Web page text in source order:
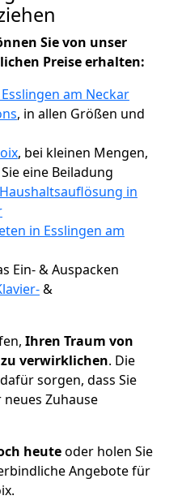
Sie von unser
Preise erhalten:
am Neckar
, in allen Größen und
, bei kleinen Mengen,
eine Beiladung
Haushaltsauflösung in
in Esslingen am
Ein- & Auspacken
&
Ihren Traum von
verwirklichen. Die
sorgen, dass Sie
neues Zuhause
heuteoder holen Sie
Angebote für